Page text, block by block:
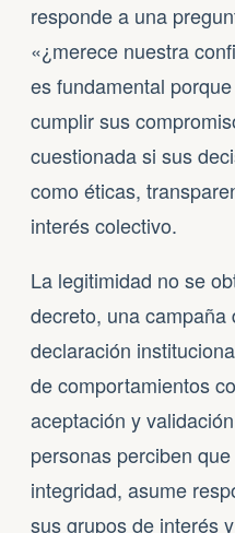
responde a una
«¿merece nuestra
es fundamental
cumplir sus
cuestionada si sus
como éticas,
interés colectivo.
La legitimidad no se
decreto, una
declaración
de comportamientos
aceptación y
personas perciben
integridad, asume
sus grupos de interés